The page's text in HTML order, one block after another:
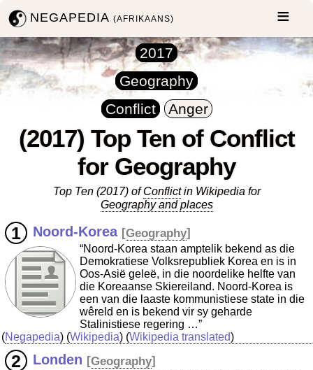
NEGAPEDIA(AFRIKAANS)
2017
Geography
Conflict
Anger
(2017) Top Ten of Conflict
for Geography
Top Ten (2017) ofConflictin Wikipedia for
Geography and places
Noord-Korea [Geography]
“Noord-Korea staan amptelik bekend as die
Demokratiese Volksrepubliek Korea en is in
Oos-Asië geleë, in die noordelike helfte van
die Koreaanse Skiereiland. Noord-Korea is
een van die laaste kommunistiese state in die
wêreld en is bekend vir sy geharde
Stalinistiese regering …”
(Negapedia) (Wikipedia) (Wikipedia translated)
Londen [Geography]